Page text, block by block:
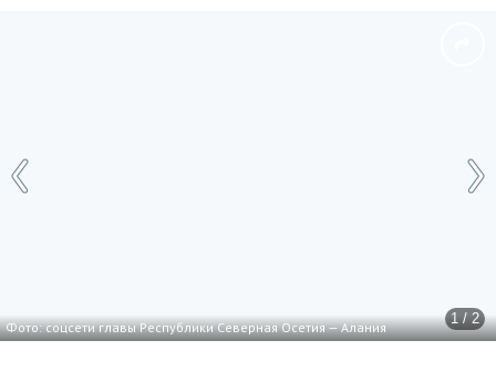
1 / 2
Фото: соцсети главы Республики Северная Осетия — Алания